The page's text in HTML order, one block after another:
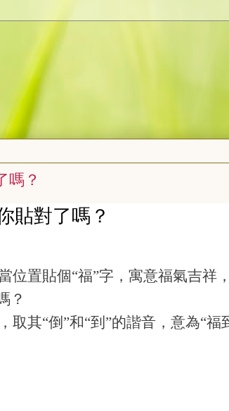
嗎？
貼對了嗎？
位置貼個“福”字，寓意福氣吉祥
？
其“倒”和“到”的諧音，意為“福